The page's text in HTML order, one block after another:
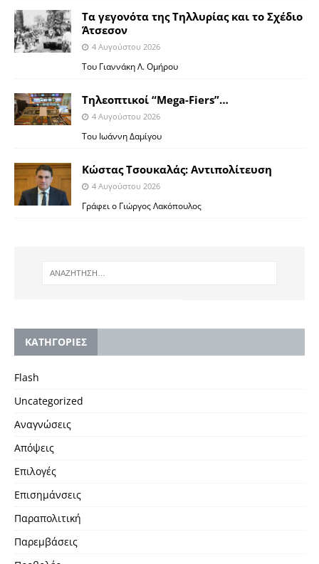
Τα γεγονότα της Τηλλυρίας και το Σχέδιο
Άτσεσον
4 Αυγούστου 2026
Toυ Γιαννάκη Λ. Ομήρου
Tηλεοπτικοί “Mega-Fiers”…
4 Αυγούστου 2026
Toυ Ιωάννη Δαμίγου
Κώστας Τσουκαλάς: Αντιπολίτευση
4 Αυγούστου 2026
Γράφει ο Γιώργος Λακόπουλος
KΑΤΗΓΟΡΙΕΣ
Flash
Uncategorized
Αναγνώσεις
Απόψεις
Επιλογές
Επισημάνσεις
Παραπολιτική
Παρεμβάσεις